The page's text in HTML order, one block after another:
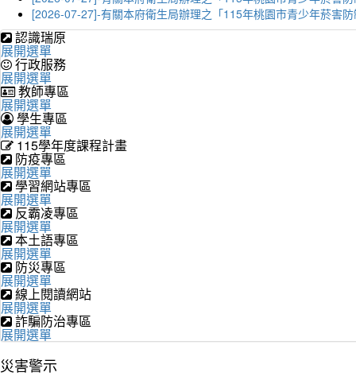
[2026-07-27]-有關本府衛生局辦理之「115年桃園市青少年菸害
認識瑞原
展開選單
行政服務
展開選單
教師專區
展開選單
學生專區
展開選單
115學年度課程計畫
防疫專區
展開選單
學習網站專區
展開選單
反霸凌專區
展開選單
本土語專區
展開選單
防災專區
展開選單
線上閱讀網站
展開選單
詐騙防治專區
展開選單
災害警示